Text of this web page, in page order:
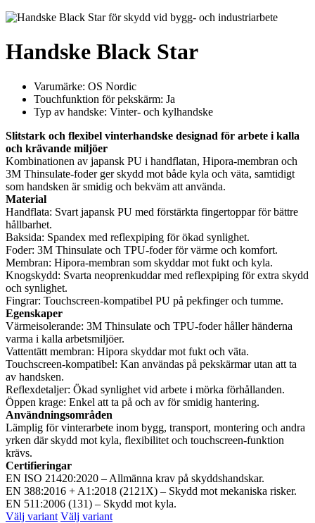
Handske Black Star
Varumärke: OS Nordic
Touchfunktion för pekskärm: Ja
Typ av handske: Vinter- och kylhandske
Slitstark och flexibel vinterhandske designad för arbete i kalla
och krävande miljöer
Kombinationen av japansk PU i handflatan, Hipora-membran och
3M Thinsulate-foder ger skydd mot både kyla och väta, samtidigt
som handsken är smidig och bekväm att använda.
Material
Handflata: Svart japansk PU med förstärkta fingertoppar för bättre
hållbarhet.
Baksida: Spandex med reflexpiping för ökad synlighet.
Foder: 3M Thinsulate och TPU-foder för värme och komfort.
Membran: Hipora-membran som skyddar mot fukt och kyla.
Knogskydd: Svarta neoprenkuddar med reflexpiping för extra skydd
och synlighet.
Fingrar: Touchscreen-kompatibel PU på pekfinger och tumme.
Egenskaper
Värmeisolerande: 3M Thinsulate och TPU-foder håller händerna
varma i kalla arbetsmiljöer.
Vattentätt membran: Hipora skyddar mot fukt och väta.
Touchscreen-kompatibel: Kan användas på pekskärmar utan att ta
av handsken.
Reflexdetaljer: Ökad synlighet vid arbete i mörka förhållanden.
Öppen krage: Enkel att ta på och av för smidig hantering.
Användningsområden
Lämplig för vinterarbete inom bygg, transport, montering och andra
yrken där skydd mot kyla, flexibilitet och touchscreen-funktion
krävs.
Certifieringar
EN ISO 21420:2020 – Allmänna krav på skyddshandskar.
EN 388:2016 + A1:2018 (2121X) – Skydd mot mekaniska risker.
EN 511:2006 (131) – Skydd mot kyla.
Välj variant Välj variant